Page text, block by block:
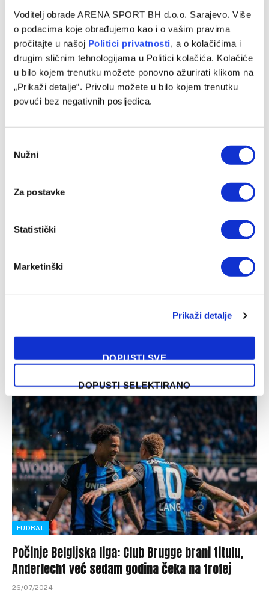
Voditelj obrade ARENA SPORT BH d.o.o. Sarajevo. Više
o podacima koje obrađujemo kao i o vašim pravima
pročitajte u našoj Politici privatnosti, a o kolačićima i
drugim sličnim tehnologijama u Politici kolačića. Kolačiće
u bilo kojem trenutku možete ponovno ažurirati klikom na
„Prikaži detalje“. Privolu možete u bilo kojem trenutku
povući bez negativnih posljedica.
Selection
Nužni
Za postavke
Statistički
Marketinški
Prikaži detalje
DOPUSTI SVE
DOPUSTI SELEKTIRANO
Evropska liga na TV Arena Sport: Džeko i
Fenerbahce dočekuju Anderlecht, poslastica u
Portu
13/02/2025
Prve utakmice doigravanja Evropske lige igraju se večeras
širom Starog kontinenta. Plasman u osminu finala pokušati
EUROPSKA LIGA
Otvoreni pregovori Džeke i Fenerbahcea o
Edin Džeko, koji je u ljeto 2023. stigao u Fenerbahce kao
veliko pojačanje, mogao bi ostati u klubu i nakon…
FUDBAL
Počinje Belgijska liga: Club Brugge brani titulu,
Anderlecht već sedam godina čeka na trofej
26/07/2024